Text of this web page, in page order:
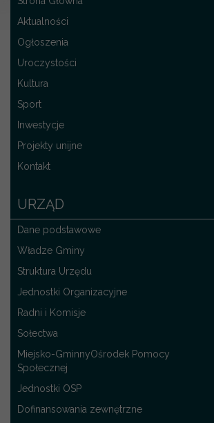
Aktualności
Ogłoszenia
Uroczystości
Kultura
Sport
Inwestycje
Projekty unijne
Kontakt
URZĄD
Dane podstawowe
Władze Gminy
Struktura Urzędu
Jednostki Organizacyjne
Radni i Komisje
Sołectwa
Miejsko-GminnyOśrodek Pomocy
Społecznej
Jednostki OSP
Dofinansowania zewnętrzne